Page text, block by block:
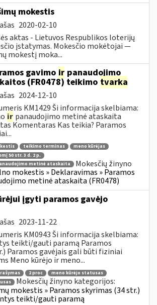
mokestis
2020-02-10
aktas - Lietuvos Respublikos loterijų
įstatymas. Mokesčio mokėtojai —
mokestį moka...
gavimo ir panaudojimo
(FR0478) teikimo tvarka
2024-12-10
KM1429 Ši informacija skelbiama:
ir panaudojimo metinė ataskaita
Komentaras Kas teikia? Paramos
teikimo terminas
meno kūrėjas
50 str. 3 d. 2 p.
metinė ataskaita
Mokesčių žinyno
mokestis » Deklaravimas » Paramos
metinė ataskaita (FR0478)
įgyti paramos gavėjo
2023-11-22
KM0943 Ši informacija skelbiama:
teikti/gauti paramą Paramos
Paramos gavėjais gali būti fiziniai
Meno kūrėjo ir meno...
2 proc
meno kūrėjo statusas
Mokesčių žinyno kategorijos:
mokestis » Paramos skyrimas (34 str.)
teikti/gauti paramą